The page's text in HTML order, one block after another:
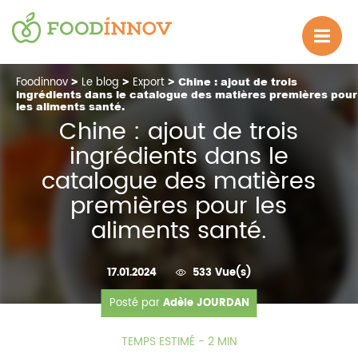
Foodinnov > Le blog > Export > Chine : ajout de trois
ingrédients dans le catalogue des matières premières pour
les aliments santé.
Chine : ajout de trois
ingrédients dans le
catalogue des matières
premières pour les
aliments santé.
17.01.2024
533 Vue(s)
Posté parAdèle JOURDAN
TEMPS ESTIMÉ - 2 MIN